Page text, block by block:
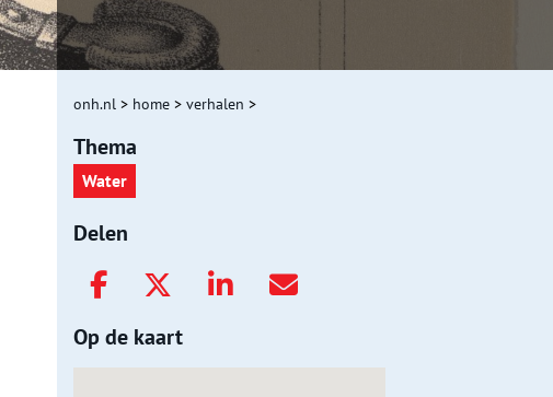
onh.nl > home > verhalen >
Thema
Water
Delen
Op de kaart